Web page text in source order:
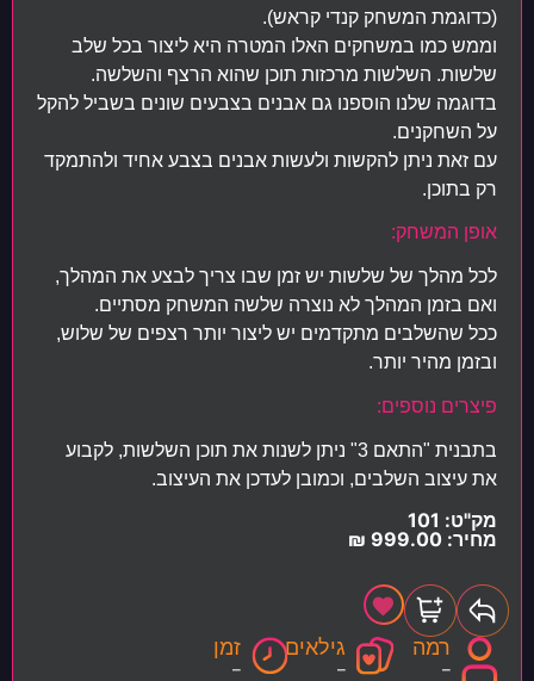
(כדוגמת המשחק קנדי קראש).
וממש כמו במשחקים האלו המטרה היא ליצור בכל שלב
שלשות. השלשות מרכזות תוכן שהוא הרצף והשלשה.
בדוגמה שלנו הוספנו גם אבנים בצבעים שונים בשביל להקל
על השחקנים.
עם זאת ניתן להקשות ולעשות אבנים בצבע אחיד ולהתמקד
רק בתוכן.
אופן המשחק:
לכל מהלך של שלשות יש זמן שבו צריך לבצע את המהלך,
ואם בזמן המהלך לא נוצרה שלשה המשחק מסתיים.
ככל שהשלבים מתקדמים יש ליצור יותר רצפים של שלוש,
ובזמן מהיר יותר.
פיצרים נוספים:
בתבנית "התאם 3" ניתן לשנות את תוכן השלשות, לקבוע
את עיצוב השלבים, וכמובן לעדכן את העיצוב.
מק"ט: 101
מחיר: 999.00
₪
רמה
–
גילאים
–
זמן
–